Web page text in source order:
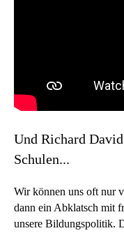
Und Richard
Schulen...
Wir können uns oft nur
dann ein Abklatsch mit
unsere Bildungspolitik.